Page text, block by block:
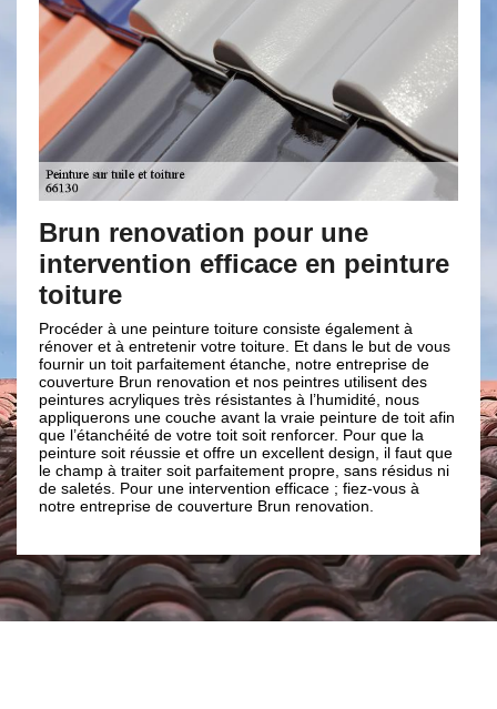
à
Brun renovation pour une
intervention efficace en peinture
toiture
Procéder à une peinture toiture consiste également à
rénover et à entretenir votre toiture. Et dans le but de vous
fournir un toit parfaitement étanche, notre entreprise de
couverture Brun renovation et nos peintres utilisent des
peintures acryliques très résistantes à l’humidité, nous
appliquerons une couche avant la vraie peinture de toit afin
que l’étanchéité de votre toit soit renforcer. Pour que la
peinture soit réussie et offre un excellent design, il faut que
le champ à traiter soit parfaitement propre, sans résidus ni
de saletés. Pour une intervention efficace ; fiez-vous à
notre entreprise de couverture Brun renovation.
pas
ils
de